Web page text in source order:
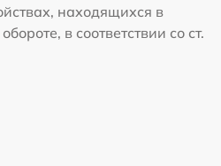
находящихся в
в соответствии со ст.